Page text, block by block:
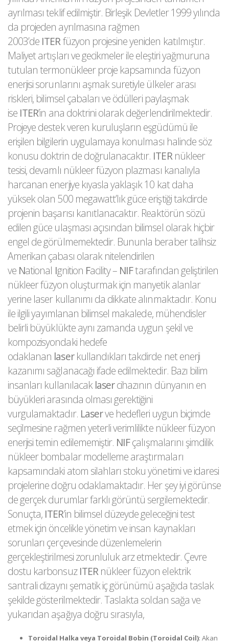
ayrılması teklif edilmiştir. Birleşik Devletler 1999 yılında
da projeden ayrılmasına rağmen
2003’de ITERfüzyon projesine yeniden katılmıştır.
Maliyet artışları ve gecikmeler ile eleştiri yağmuruna
tutulan termonükleer proje kapsamında füzyon
enerjisi sorunlarını aşmak suretiyle ülkeler arası
riskleri, bilimsel çabaları ve ödülleri paylaşmak
ise ITER’in ana doktrini olarak değerlendirilmektedir.
Projeye destek veren kuruluşların eşgüdümü ile
erişilen bilgilerin uygulamaya konulması halinde söz
konusu doktrin de doğrulanacaktır. ITERnükleer
tesisi, devamlı nükleer füzyon plazması kanalıyla
harcanan enerjiye kıyasla yaklaşık 10 kat daha
yüksek olan 500 megawatt’lık güce eriştiği takdirde
projenin başarısı kanıtlanacaktır. Reaktörün sözü
edilen güce ulaşması açısından bilimsel olarak hiçbir
engel de görülmemektedir. Bununla beraber talihsiz
Amerikan çabası olarak nitelendirilen
ve National Ignition Facility – NIFtarafından geliştirilen
nükleer füzyon oluşturmak için manyetik alanlar
yerine laser kullanımı da dikkate alınmaktadır. Konu
ile ilgili yayımlanan bilimsel makalede, mühendisler
belirli büyüklükte aynı zamanda uygun şekil ve
kompozisyondaki hedefe
odaklanan laserkullandıkları takdirde net enerji
kazanımı sağlanacağı ifade edilmektedir. Bazı bilim
insanları kullanılacaklasercihazının dünyanın en
büyükleri arasında olması gerektiğini
vurgulamaktadır. Laserve hedefleri uygun biçimde
seçilmesine rağmen yeterli verimlilikte nükleer füzyon
enerjisi temin edilememiştir. NIFçalışmalarını şimdilik
nükleer bombalar modelleme araştırmaları
kapsamındaki atom silahları stoku yönetimi ve idaresi
projelerine doğru odaklamaktadır. Her şey iyi görünse
de gerçek durumlar farklı görüntü sergilemektedir.
Sonuçta, ITER’in bilimsel düzeyde geleceğini test
etmek için öncelikle yönetim ve insan kaynakları
sorunları çerçevesinde düzenlemelerin
gerçekleştirilmesi zorunluluk arz etmektedir. Çevre
dostu karbonsuzITERnükleer füzyon elektrik
santrali dizaynı şematik iç görünümü aşağıda taslak
şekilde gösterilmektedir. Taslakta soldan sağa ve
yukarıdan aşağıya doğru sırasıyla,
Toroidal Halka veya Toroidal Bobin (Toroidal Coil): Akan